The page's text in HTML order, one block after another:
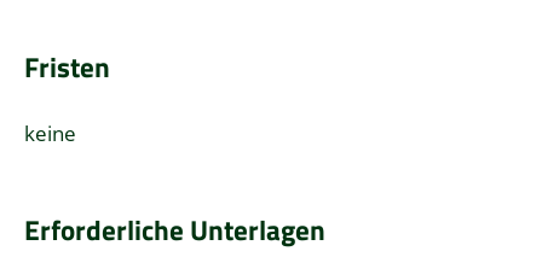
Fristen
keine
Erforderliche Unterlagen